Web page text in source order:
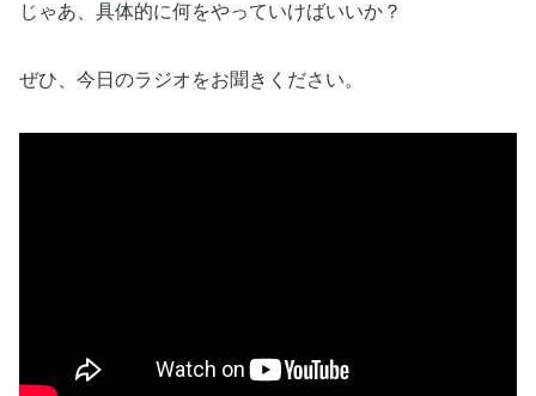
じゃあ、具体的に何をやっていけばいいか？
ぜひ、今日のラジオをお聞きください。